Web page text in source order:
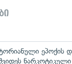
ეპოქის